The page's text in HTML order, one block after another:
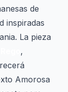
de
inspiradas
La pieza
,
Amorosa